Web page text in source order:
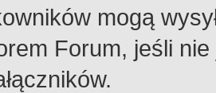
mogą
Forum, jeśli